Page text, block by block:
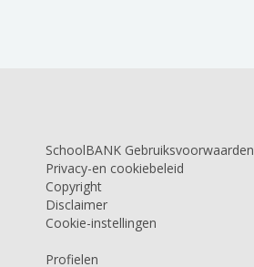
SchoolBANK Gebruiksvoorwaarden
Privacy-en cookiebeleid
Copyright
Disclaimer
Cookie-instellingen
Profielen